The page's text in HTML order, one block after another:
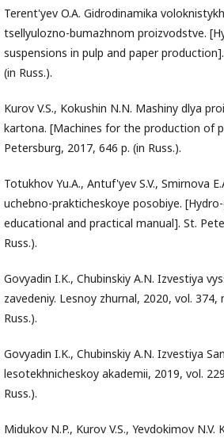
Terent'yev O.A. Gidrodinamika
tsellyulozno-bumazhnom proizvodstve.
suspensions in pulp and paper
(in Russ.).
Kurov V.S., Kokushin N.N. Mashiny dlya
kartona. [Machines for the production of
Petersburg, 2017, 646 p. (in Russ.).
Totukhov Yu.A., Antuf'yev S.V., Smirnova
uchebno-prakticheskoye posobiye.
educational and practical manual]. St.
Russ.).
Govyadin I.K., Chubinskiy A.N. Izvestiya
zavedeniy. Lesnoy zhurnal, 2020, vol. 374,
Russ.).
Govyadin I.K., Chubinskiy A.N. Izvestiya
lesotekhnicheskoy akademii, 2019, vol.
Russ.).
Midukov N.P., Kurov V.S., Yevdokimov